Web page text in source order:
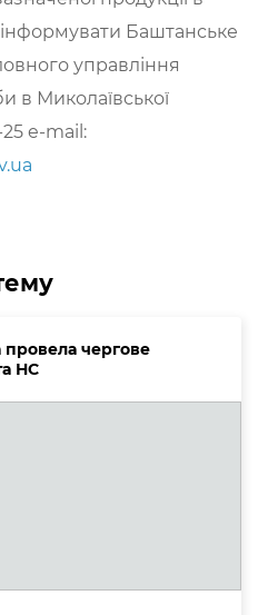
Баштанське
управління
Миколаївської
25 e-mail:
провела чергове
НС